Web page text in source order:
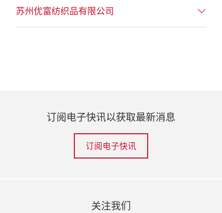
苏州优富纺织品有限公司
订阅电子快讯以获取最新消息
订阅电子快讯
关注我们